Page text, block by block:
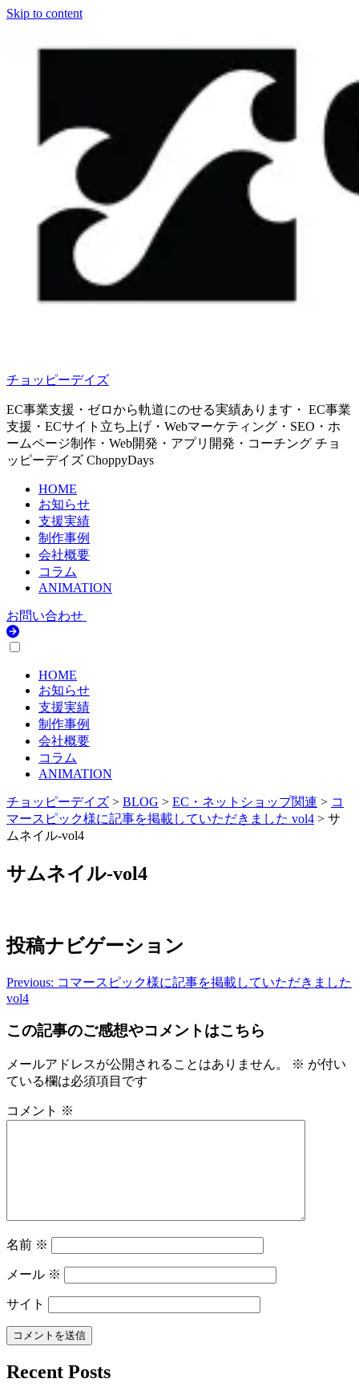
Skip to content
チョッピーデイズ
EC事業支援・ゼロから軌道にのせる実績あります・ EC事業
支援・ECサイト立ち上げ・Webマーケティング・SEO・ホ
ームページ制作・Web開発・アプリ開発・コーチング チョ
ッピーデイズ ChoppyDays
HOME
お知らせ
支援実績
制作事例
会社概要
コラム
ANIMATION
お問い合わせ
HOME
お知らせ
支援実績
制作事例
会社概要
コラム
ANIMATION
チョッピーデイズ > BLOG > EC・ネットショップ関連 > コ
マースピック様に記事を掲載していただきました vol4 > サ
ムネイル-vol4
サムネイル-vol4
投稿ナビゲーション
Previous: コマースピック様に記事を掲載していただきました
vol4
この記事のご感想やコメントはこちら
メールアドレスが公開されることはありません。 ※ が付い
ている欄は必須項目です
コメント ※
名前 ※
メール ※
サイト
Recent Posts